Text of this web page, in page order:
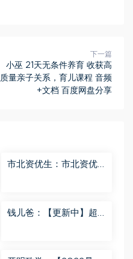
下一篇
小巫 21天无条件养育 收获高
质量亲子关系，育儿课程 音频
+文档​ 百度网盘分享
市北资优生：市北资优
钱儿爸：【更新中】超